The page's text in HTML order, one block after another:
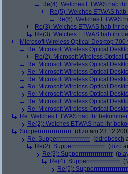
Re(4): Welches ETWAS hab
Re(5): Welches ETWAS
Re(6): Welches ETWAS
Re(3): Welches ETWAS hab ihr
Re(3): Welches ETWAS hab ihr
Microsoft Wireless Optical Desktop 700
Re: Microsoft Wireless Optical
Re(2): Microsoft Wireless Optical
Re: Microsoft Wireless Optical
Re: Microsoft Wireless Optical
Re: Microsoft Wireless Optical
Re: Microsoft Wireless Optical
Re: Microsoft Wireless Optical
Re: Microsoft Wireless Optical
Re: Microsoft Wireless Optical
Re: Welches ETWAS hab ihr
Re(2): Welches ETWAS hab ihr
Supperrrrrrrrrrrrrrrrr (dizo am
Re: Supperrrrrrrrrrrrrrrrr (ddrobesch
Re(2): Supperrrrrrrrrrrrrrrrr (dizo
Re(3): Supperrrrrrrrrrrrrrrrr (
Re(4): Supperrrrrrrrrrrrrrrrr (
Re(5): Supperrrrrrrrrrrrrrrrr